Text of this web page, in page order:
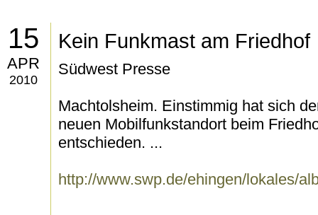
15
APR
2010
Kein Funkmast am Friedhof
Südwest Presse
Machtolsheim. Einstimmig hat sich
neuen Mobilfunkstandort beim
entschieden. ...
http://www.swp.de/ehingen/lokales/